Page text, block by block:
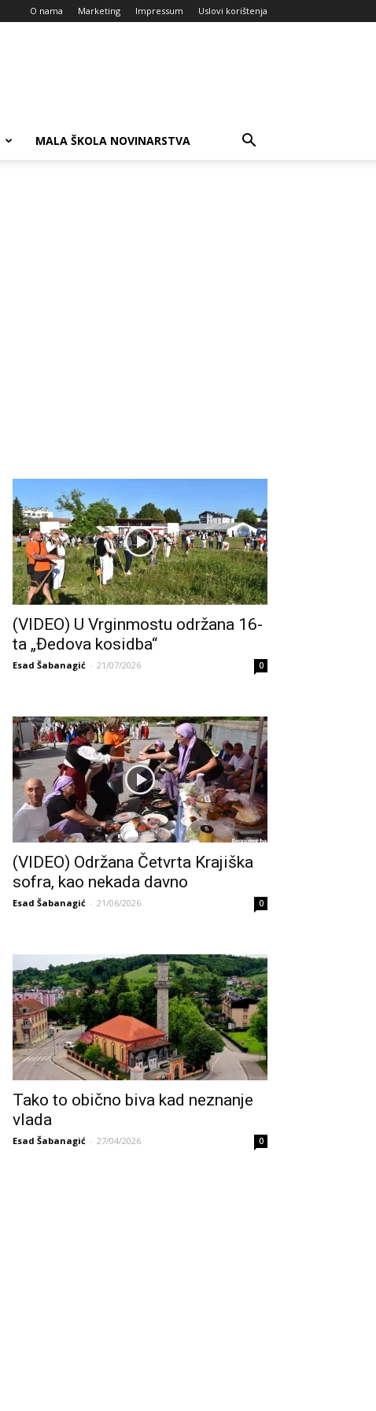
O nama Marketing Impressum Uslovi korištenja
MALA ŠKOLA NOVINARSTVA
(VIDEO) U Vrginmostu održana 16-
ta „Đedova kosidba“
Esad Šabanagić - 21/07/2026 0
(VIDEO) Održana Četvrta Krajiška
sofra, kao nekada davno
Esad Šabanagić - 21/06/2026 0
Tako to obično biva kad neznanje
vlada
Esad Šabanagić - 27/04/2026 0